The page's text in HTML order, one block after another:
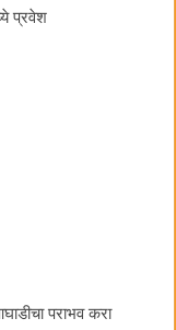
प्रवेश
पराभव करा